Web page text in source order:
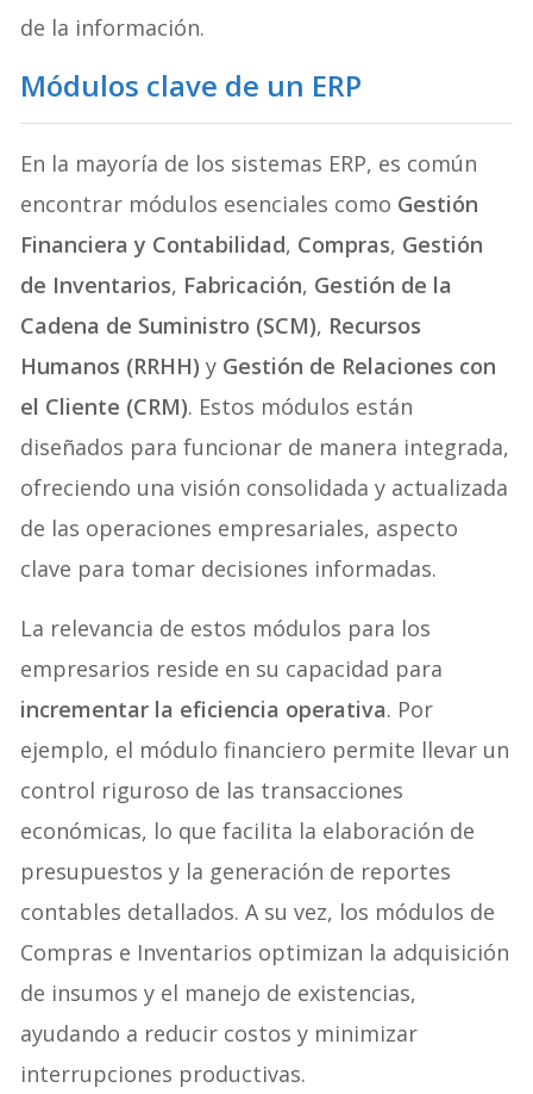
de la información.
Módulos clave de un ERP
En la mayoría de los sistemas ERP, es común
encontrar módulos esenciales como Gestión
Financiera y Contabilidad, Compras, Gestión
de Inventarios, Fabricación, Gestión de la
Cadena de Suministro (SCM), Recursos
Humanos (RRHH) y Gestión de Relaciones con
el Cliente (CRM). Estos módulos están
diseñados para funcionar de manera integrada,
ofreciendo una visión consolidada y actualizada
de las operaciones empresariales, aspecto
clave para tomar decisiones informadas.
La relevancia de estos módulos para los
empresarios reside en su capacidad para
incrementar la eficiencia operativa. Por
ejemplo, el módulo financiero permite llevar un
control riguroso de las transacciones
económicas, lo que facilita la elaboración de
presupuestos y la generación de reportes
contables detallados. A su vez, los módulos de
Compras e Inventarios optimizan la adquisición
de insumos y el manejo de existencias,
ayudando a reducir costos y minimizar
interrupciones productivas.